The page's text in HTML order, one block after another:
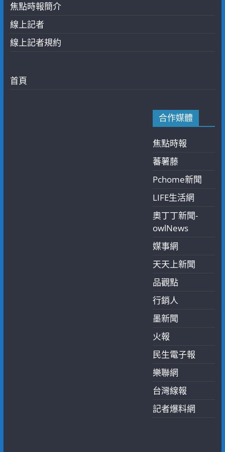
焦點時報簡介
線上記者
線上記者規約
首頁
合作媒體
焦點時報
蕃薯藤
Pchome新聞
LIFE生活網
奧丁丁新聞-
owlNews
媒事網
天天上新聞
品觀點
行銷人
墨新聞
火報
民生電子報
樂聯網
台灣線報
記者爆料網